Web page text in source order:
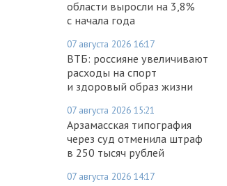
области выросли на 3,8%
с начала года
07 августа 2026 16:17
ВТБ: россияне увеличивают
расходы на спорт
и здоровый образ жизни
07 августа 2026 15:21
Арзамасская типография
через суд отменила штраф
в 250 тысяч рублей
07 августа 2026 14:17